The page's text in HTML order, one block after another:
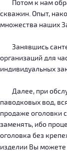
Потом к нам
скважин. Опыт,
множества наших
Занявшись
организаций для
индивидуальных
Далее, при
паводковых вод,
продаже оголовки
заменять, ибо
оголовка без
изделии Вы можете